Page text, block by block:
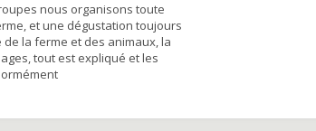
nous organisons toute
et une dégustation toujours
de la ferme et des animaux, la
tout est expliqué et les